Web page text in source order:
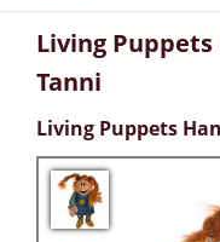
Living
Tanni
Living Puppets